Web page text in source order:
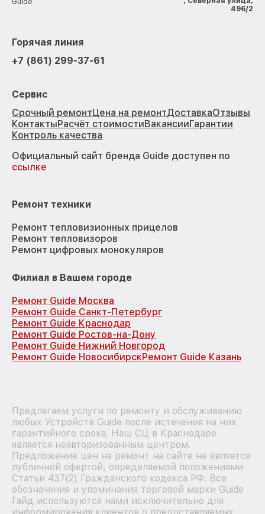
496/2
Горячая линия
+7 (861) 299-37-61
Сервис
Срочный ремонтЦена на ремонтДоставкаОтзывы
КонтактыРасчёт стоимостиВакансииГарантии
Контроль качества
Официальный сайт бренда Guide доступен по
ссылке
Ремонт техники
Ремонт тепловизионных прицелов
Ремонт тепловизоров
Ремонт цифровых монокуляров
Филиал в Вашем городе
Ремонт Guide Москва
Ремонт Guide Санкт-Петербург
Ремонт Guide Краснодар
Ремонт Guide Ростов-на-Дону
Ремонт Guide Нижний Новгород
Ремонт Guide НовосибирскРемонт Guide Казань
Предлагаем услуги по ремонту и обслуживанию
любых Устройств Guide после истечения на них
гарантийного срока. Наш СЦ в Краснодаре
является неавторизованным центром.
Предложение цен на ремонт на сайте не является
публичной офертой, определяемой положениями
Статьи 437(2) Гражданского кодекса РФ. Все
обозначения и упоминания торговой марки Guide
Гайд используются нами исключительно для
информирования клиентов о предоставляемых